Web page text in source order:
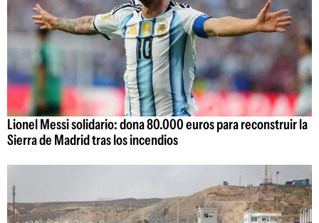
Lionel Messi solidario: dona 80.000 euros para reconstruir la
Sierra de Madrid tras los incendios